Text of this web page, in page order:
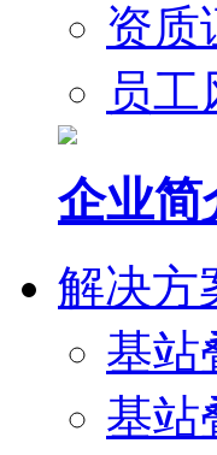
资质
员工
企业简
解决方
基站
基站